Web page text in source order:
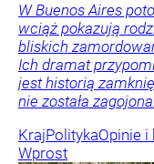
W Buenos Aires
wciąż pokazują
bliskich
Ich dramat
jest historią
nie została zagojona.
KrajPolitykaOpinie
Wprost